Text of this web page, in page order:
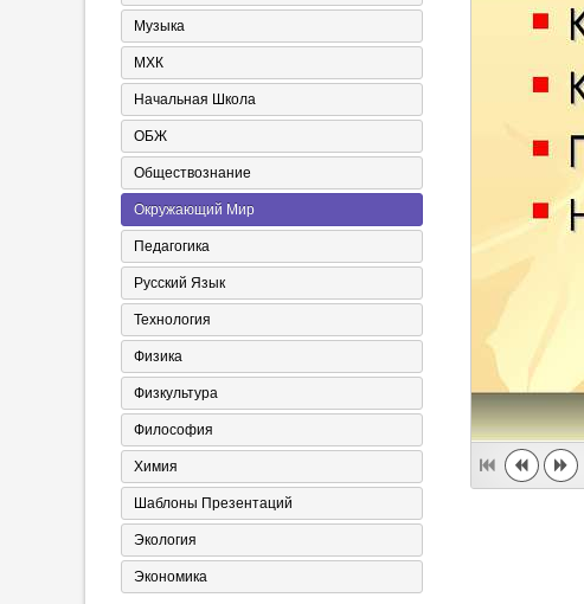
Музыка
МХК
Начальная Школа
ОБЖ
Обществознание
Окружающий Мир
Педагогика
Русский Язык
Технология
Физика
Физкультура
Философия
Химия
Шаблоны Презентаций
Экология
Экономика